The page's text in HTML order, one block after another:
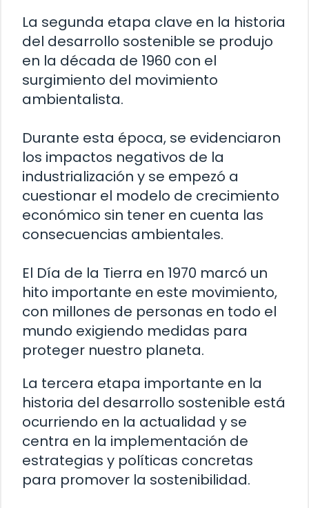
La segunda etapa clave en la historia
del desarrollo sostenible se produjo
en la década de 1960 con el
surgimiento del movimiento
ambientalista.
Durante esta época, se evidenciaron
los impactos negativos de la
industrialización y se empezó a
cuestionar el modelo de crecimiento
económico sin tener en cuenta las
consecuencias ambientales.
El Día de la Tierra en 1970 marcó un
hito importante en este movimiento,
con millones de personas en todo el
mundo exigiendo medidas para
proteger nuestro planeta.
La tercera etapa importante en la
historia del desarrollo sostenible está
ocurriendo en la actualidad y se
centra en la implementación de
estrategias y políticas concretas
para promover la sostenibilidad.